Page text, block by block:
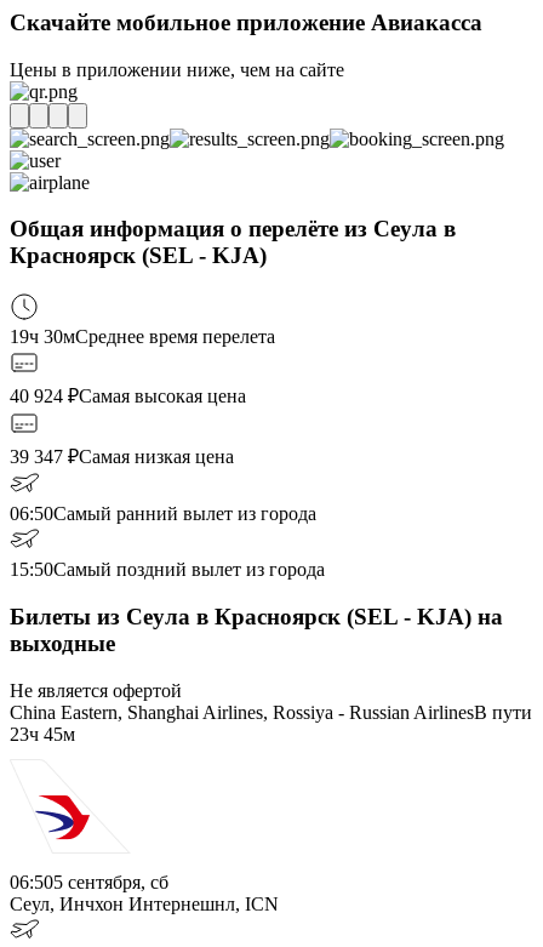
Скачайте мобильное приложение Авиакасса
Цены в приложении ниже, чем на сайте
Общая информация о перелёте из Сеула в
Красноярск (SEL - KJA)
19ч 30мСреднее время перелета
40 924 ₽Самая высокая цена
39 347 ₽Самая низкая цена
06:50Самый ранний вылет из города
15:50Самый поздний вылет из города
Билеты из Сеула в Красноярск (SEL - KJA) на
выходные
Не является офертой
China Eastern, Shanghai Airlines, Rossiya - Russian AirlinesВ пути
23ч 45м
06:505 сентября, сб
Сеул, Инчхон Интернешнл, ICN